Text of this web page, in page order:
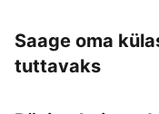
Saage oma
tuttavaks